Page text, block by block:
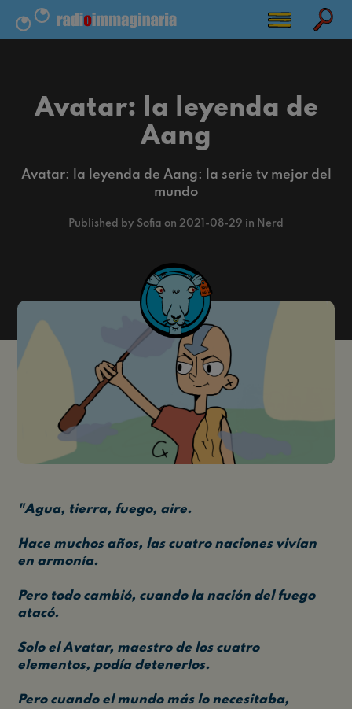
Avatar: la leyenda de
Aang
Avatar: la leyenda de Aang: la serie tv mejor del
mundo
Published by Sofia on 2021-08-29 in Nerd
"Agua, tierra, fuego, aire.
Hace muchos años, las cuatro naciones vivían
en armonía.
Pero todo cambió, cuando la nación del fuego
atacó.
Solo el Avatar, maestro de los cuatro
elementos, podía detenerlos.
Pero cuando el mundo más lo necesitaba,